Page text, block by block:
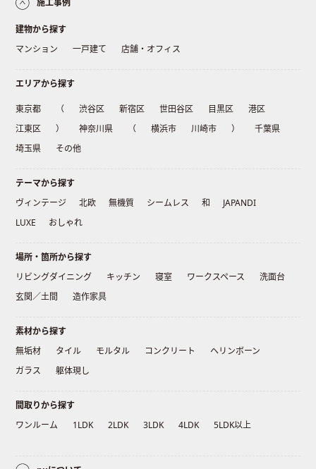
施工事例
建物から探す
マンション
一戸建て 店舗・オフィス
エリアから探す
東京都 （ 渋谷区 新宿区 世田谷区 目黒区
港区
江東区
） 神奈川県 （ 横浜市 川崎市 ）
千葉県
埼玉県
その他
テーマから探す
ヴィンテージ
北欧 無機質 シームレス 和
JAPANDI
LUXE
おしゃれ
場所・箇所から探す
リビングダイニング
キッチン 寝室 ワークスペース
洗面台
玄関／土間
造作家具
素材から探す
無垢材
タイル モルタル コンクリート
ヘリンボーン
ガラス
躯体現し
間取りから探す
ワンルーム
1LDK 2LDK 3LDK 4LDK 5LDK以上